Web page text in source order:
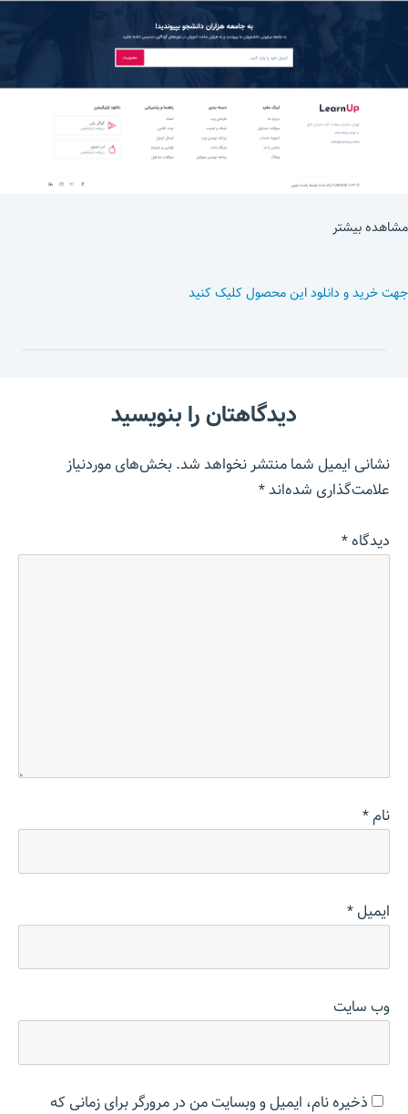
مشاهده بیشتر
جهت خرید و دانلود این محصول کلیک کنید
دیدگاهتان را بنویسید
نشانی ایمیل شما منتشر نخواهد شد.بخش‌های موردنیاز
علامت‌گذاری شده‌اند*
دیدگاه*
نام*
ایمیل*
وب‌ سایت
ذخیره نام، ایمیل و وبسایت من در مرورگر برای زمانی که